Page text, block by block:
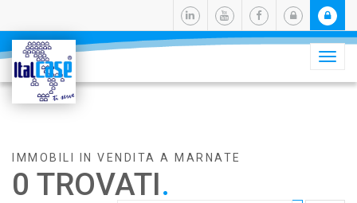
IMMOBILI IN VENDITA A MARNATE
0 TROVATI.